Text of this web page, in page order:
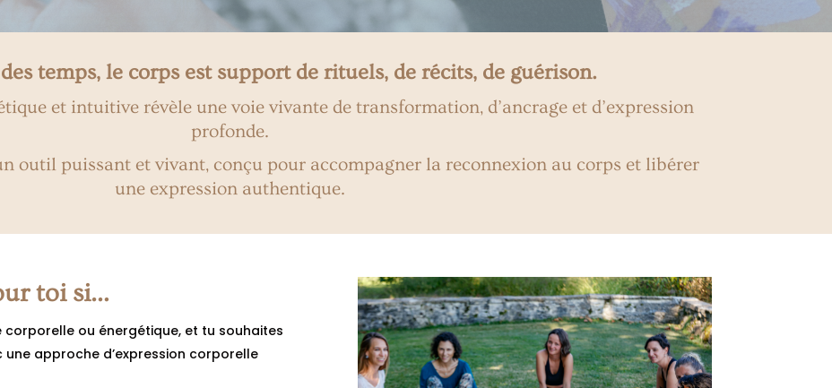
temps, le corps est support de rituels, de récits, de guérison.
et intuitive révèle une voie vivante de transformation, d’ancrage et d’expression
profonde.
outil puissant et vivant, conçu pour accompagner la reconnexion au corps et libérer
une expression authentique.
toi si…
ou énergétique, et tu souhaites
approche d’expression corporelle